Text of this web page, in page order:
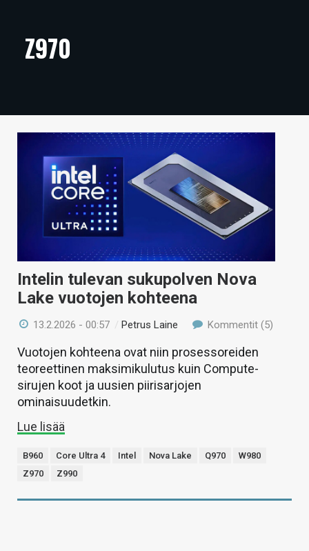
ARTIKKELIT
TECHBBS
HINTA.FI
VAIHDA TEEMA
HAKU
Z970
Intelin tulevan sukupolven Nova
Lake vuotojen kohteena
13.2.2026 - 00:57 /Petrus Laine Kommentit (5)
Vuotojen kohteena ovat niin prosessoreiden
teoreettinen maksimikulutus kuin Compute-
sirujen koot ja uusien piirisarjojen
ominaisuudetkin.
Lue lisää
B960 Core Ultra 4 Intel Nova Lake Q970
W980
Z970
Z990